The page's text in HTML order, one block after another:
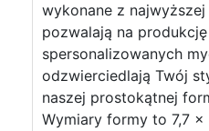
wykonane z najwyższej
pozwalają na
spersonalizowanych
odzwierciedlają Twój
naszej prostokątnej
Wymiary formy to 7,7